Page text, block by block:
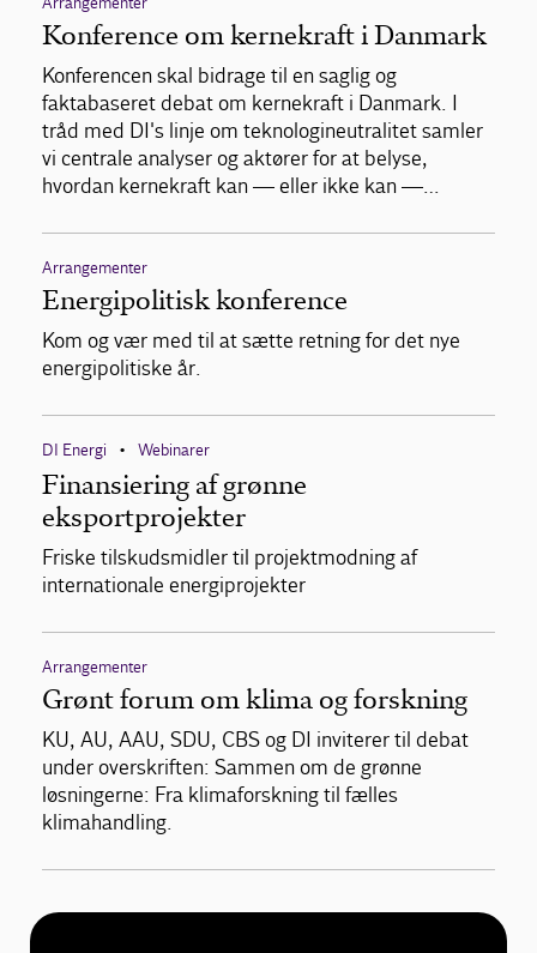
Konference om kernekraft i Danmark
Konferencen skal bidrage til en saglig og
faktabaseret debat om kernekraft i Danmark. I
tråd med DI's linje om teknologineutralitet samler
vi centrale analyser og aktører for at belyse,
hvordan kernekraft kan — eller ikke kan —…
Arrangementer
Energipolitisk konference
Kom og vær med til at sætte retning for det nye
energipolitiske år.
DI Energi • Webinarer
Finansiering af grønne
eksportprojekter
Friske tilskudsmidler til projektmodning af
internationale energiprojekter
Arrangementer
Grønt forum om klima og forskning
KU, AU, AAU, SDU, CBS og DI inviterer til debat
under overskriften: Sammen om de grønne
løsningerne: Fra klimaforskning til fælles
klimahandling.